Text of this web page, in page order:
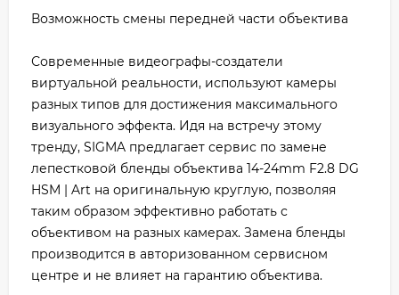
Возможность смены передней части объектива
Современные видеографы-создатели
виртуальной реальности, используют камеры
разных типов для достижения максимального
визуального эффекта. Идя на встречу этому
тренду, SIGMA предлагает сервис по замене
лепестковой бленды объектива 14-24mm F2.8 DG
HSM | Art на оригинальную круглую, позволяя
таким образом эффективно работать с
объективом на разных камерах. Замена бленды
производится в авторизованном сервисном
центре и не влияет на гарантию объектива.